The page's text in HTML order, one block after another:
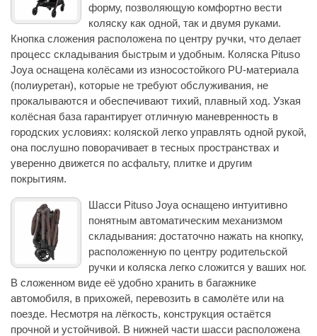
форму, позволяющую комфортно вести
коляску как одной, так и двумя руками.
Кнопка сложения расположена по центру ручки, что делает
процесс складывания быстрым и удобным. Коляска Pituso
Joya оснащена колёсами из износостойкого PU-материала
(полиуретан), которые не требуют обслуживания, не
прокалываются и обеспечивают тихий, плавный ход. Узкая
колёсная база гарантирует отличную маневренность в
городских условиях: коляской легко управлять одной рукой,
она послушно поворачивает в тесных пространствах и
уверенно движется по асфальту, плитке и другим
покрытиям.
Шасси Pituso Joya оснащено интуитивно
понятным автоматическим механизмом
складывания: достаточно нажать на кнопку,
расположенную по центру родительской
ручки и коляска легко сложится у ваших ног.
В сложенном виде её удобно хранить в багажнике
автомобиля, в прихожей, перевозить в самолёте или на
поезде. Несмотря на лёгкость, конструкция остаётся
прочной и устойчивой. В нижней части шасси расположена